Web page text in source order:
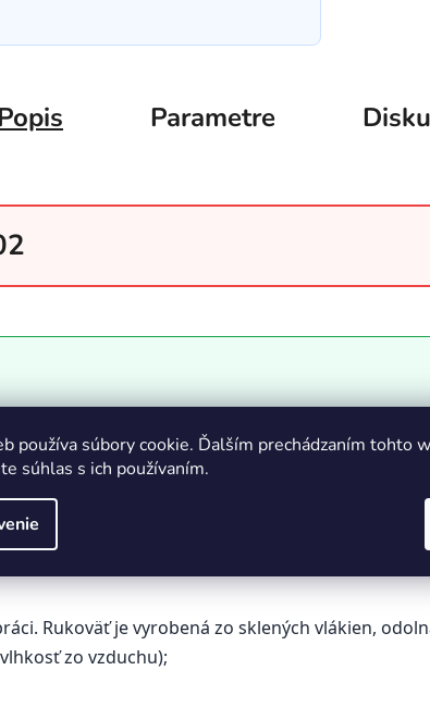
používa súbory cookie. Ďalším prechádzaním tohto
súhlas s ich používaním.
Parametre
vám s výberom
Rukoväť je vyrobená zo sklených vlákien,
zo vzduchu);